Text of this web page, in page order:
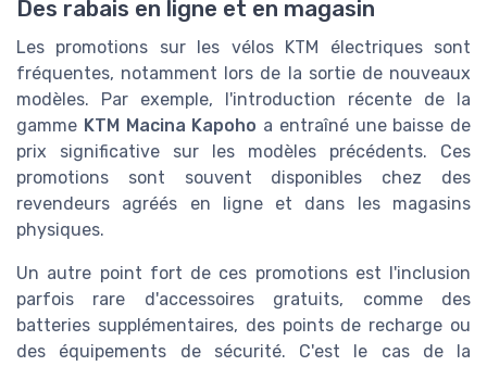
Des rabais en ligne et en magasin
Les promotions sur les vélos KTM électriques sont
fréquentes, notamment lors de la sortie de nouveaux
modèles. Par exemple, l'introduction récente de la
gamme KTM Macina Kapoho a entraîné une baisse de
prix significative sur les modèles précédents. Ces
promotions sont souvent disponibles chez des
revendeurs agréés en ligne et dans les magasins
physiques.
Un autre point fort de ces promotions est l'inclusion
parfois rare d'accessoires gratuits, comme des
batteries supplémentaires, des points de recharge ou
des équipements de sécurité. C'est le cas de la